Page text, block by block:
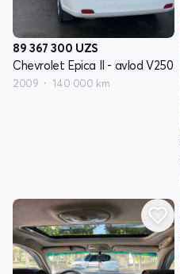
89 367 300 UZS
Chevrolet Epica II - avlod V250
2009 140 000 km